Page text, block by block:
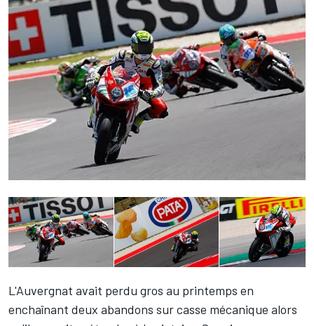
L'Auvergnat avait perdu gros au printemps en
enchaînant deux abandons sur casse mécanique alors